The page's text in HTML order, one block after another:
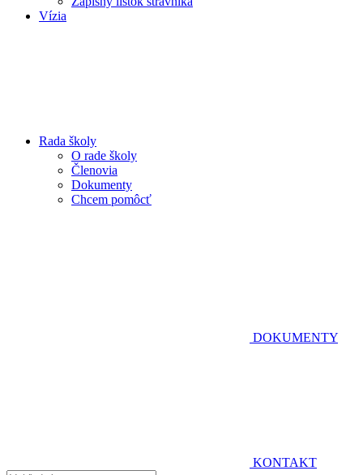
Vízia
Rada školy
O rade školy
Členovia
Dokumenty
Chcem pomôcť
DOKUMENTY
KONTAKT